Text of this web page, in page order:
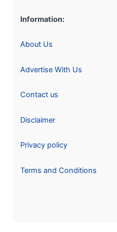
Information:
About Us
Advertise With Us
Contact us
Disclaimer
Privacy policy
Terms and Conditions